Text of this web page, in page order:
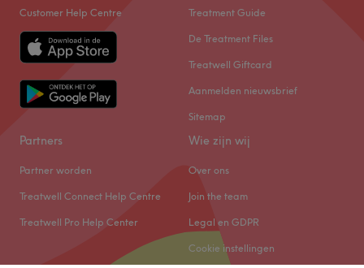
Customer Help Centre Treatment Guide
De Treatment Files
Treatwell Giftcard
Aanmelden nieuwsbrief
Sitemap
Partners
Partner worden
Treatwell Connect Help Centre
Treatwell Pro Help Center
Wie zijn wij
Over ons
Join the team
Legal en GDPR
Cookie instellingen